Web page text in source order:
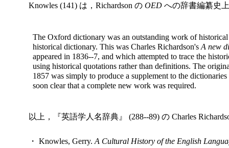
Knowles (141) は，Richardson の OED への辞書編纂史
The Oxford dictionary was an outstanding work of
historical dictionary. This was Charles Richardson's A new
appeared in 1836--7, and which attempted to trace the
using historical quotations rather than definitions. The
1857 was simply to produce a supplement to the
soon clear that a complete new work was required.
以上，『英語学人名辞典』 (288--89) の Charles
・ Knowles, Gerry. A Cultural History of the English